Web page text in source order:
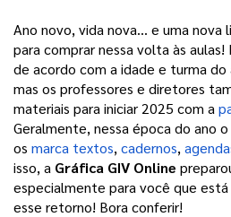
Ano novo, vida nova… e uma nova
para comprar nessa volta às
de acordo com a idade e turma do
mas os professores e diretores
materiais para iniciar 2025 com a
Geralmente, nessa época do ano
os marca textos, cadernos,
isso, a Gráfica GIV Online
especialmente para você que
esse retorno! Bora conferir!